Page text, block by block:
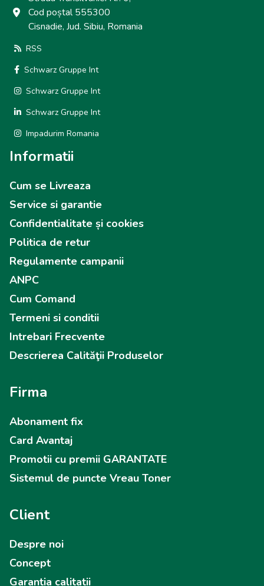
Cod poștal 555300
Cisnadie, Jud. Sibiu, Romania
RSS
Schwarz Gruppe Int
Schwarz Gruppe Int
Schwarz Gruppe Int
Impadurim Romania
Informatii
Cum se Livreaza
Service si garantie
Confidentialitate și cookies
Politica de retur
Regulamente campanii
ANPC
Cum Comand
Termeni si conditii
Intrebari Frecvente
Descrierea Calităţii Produselor
Firma
Abonament fix
Card Avantaj
Promotii cu premii GARANTATE
Sistemul de puncte Vreau Toner
Client
Despre noi
Concept
Garantia calitatii